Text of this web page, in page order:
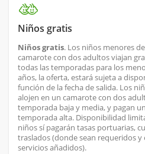
Niños gratis
Niños gratis. Los niños menores
camarote con dos adultos viajan
todas las temporadas para los
años, la oferta, estará sujeta a
función de la fecha de salida. Los
alojen en un camarote con dos
temporada baja y media, y pagan
temporada alta. Disponibilidad
niños sí pagarán tasas portuarias,
traslados (donde sean requeridos y
servicios añadidos).